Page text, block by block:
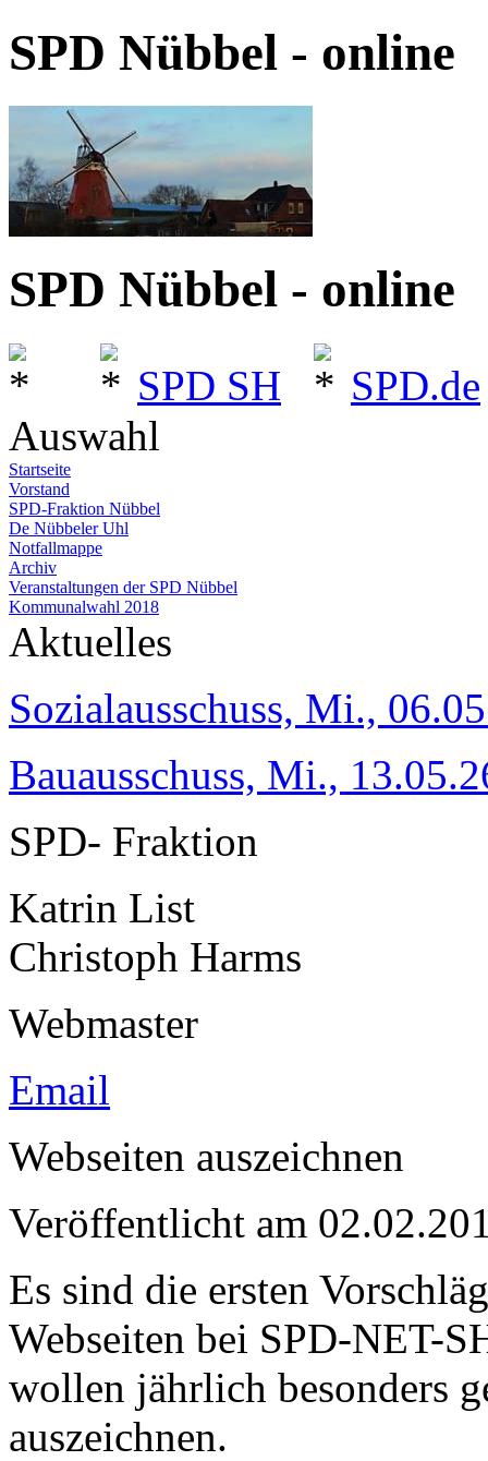
SPD Nübbel - online
SPD Nübbel - online
SPD SH
SPD.de
Auswahl
Startseite
Vorstand
SPD-Fraktion Nübbel
De Nübbeler Uhl
Notfallmappe
Archiv
Veranstaltungen der SPD Nübbel
Kommunalwahl 2018
Aktuelles
Sozialausschuss, Mi.,
Bauausschuss, Mi.,
SPD- Fraktion
Katrin List
Christoph Harms
Webmaster
Email
Webseiten auszeichnen
Veröffentlicht am
Es sind die ersten
Webseiten bei SPD-NET-
wollen jährlich besonders
auszeichnen.